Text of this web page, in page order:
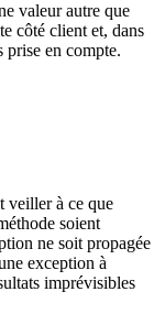
valeur autre que
côté client et, dans
prise en compte.
veiller à ce que
soient
ne soit propagée
exception à
imprévisibles